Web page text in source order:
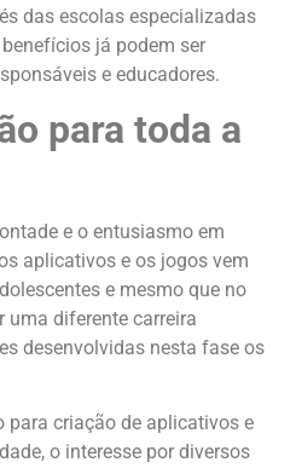
das escolas especializadas
já podem ser
e educadores.
para toda a
e o entusiasmo em
aplicativos e os jogos vem
e mesmo que no
uma diferente carreira
desenvolvidas nesta fase os
para criação de aplicativos e
o interesse por diversos